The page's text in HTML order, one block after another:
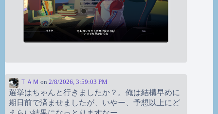
ＴＡＭ on 2/8/2026, 3:59:03 PM
選挙はちゃんと行きましたか？。俺は結構早めに
期日前で済ませましたが、いやー、予想以上にど